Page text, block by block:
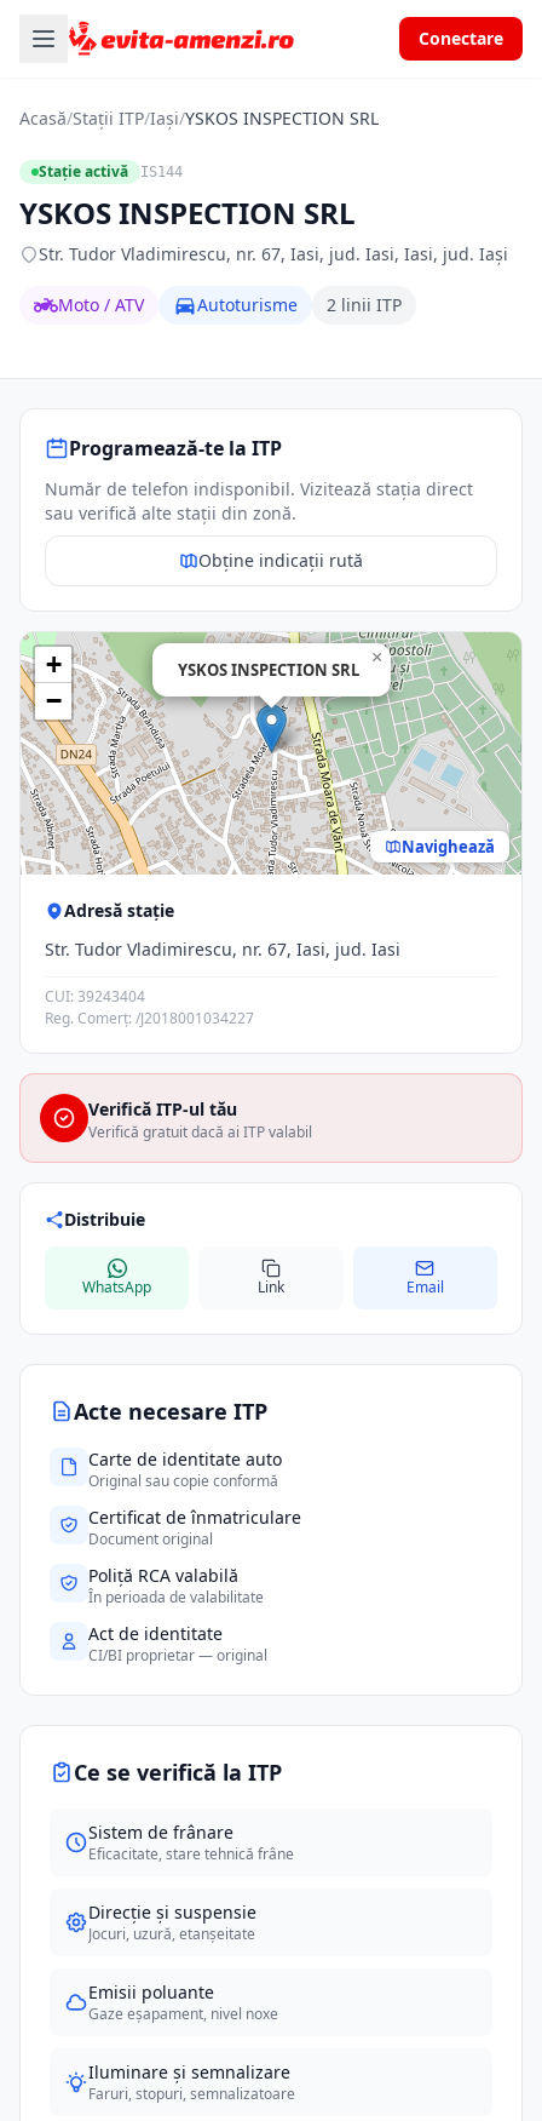
Conectare
Acasă/Stații ITP/Iași/YSKOS INSPECTION SRL
Stație activă IS144
YSKOS INSPECTION SRL
Str. Tudor Vladimirescu, nr. 67, Iasi, jud. Iasi, Iasi, jud. Iași
Moto / ATV Autoturisme 2 linii ITP
Acte necesare ITP
Carte de identitate auto
Original sau copie conformă
Certificat de înmatriculare
Document original
Poliță RCA valabilă
În perioada de valabilitate
Act de identitate
CI/BI proprietar — original
Ce se verifică la ITP
Sistem de frânare
Eficacitate, stare tehnică frâne
Direcție și suspensie
Jocuri, uzură, etanșeitate
Emisii poluante
Gaze eșapament, nivel noxe
Iluminare și semnalizare
Faruri, stopuri, semnalizatoare
Programează-te la ITP
Număr de telefon indisponibil. Vizitează stația direct
sau verifică alte stații din zonă.
Obține indicații rută
YSKOS INSPECTION SRL
×
+
−
Navighează
Adresă stație
Str. Tudor Vladimirescu, nr. 67, Iasi, jud. Iasi
CUI: 39243404
Reg. Comerț: /J2018001034227
Verifică ITP-ul tău
Verifică gratuit dacă ai ITP valabil
Distribuie
WhatsApp Link Email